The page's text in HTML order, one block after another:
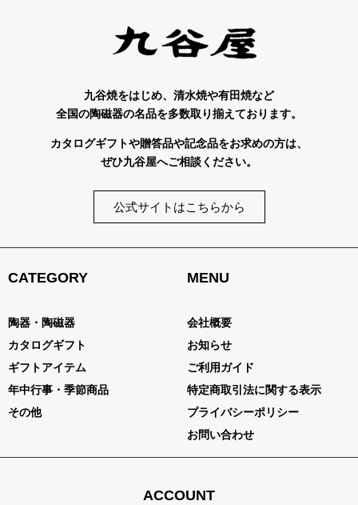
九谷焼をはじめ、清水焼や有田焼など
全国の陶磁器の名品を多数取り揃えております。
カタログギフトや贈答品や記念品をお求めの方は、
ぜひ九谷屋へご相談ください。
公式サイトはこちらから
CATEGORY
陶器・陶磁器
カタログギフト
ギフトアイテム
年中行事・季節商品
その他
MENU
会社概要
お知らせ
ご利用ガイド
特定商取引法に関する表示
プライバシーポリシー
お問い合わせ
ACCOUNT